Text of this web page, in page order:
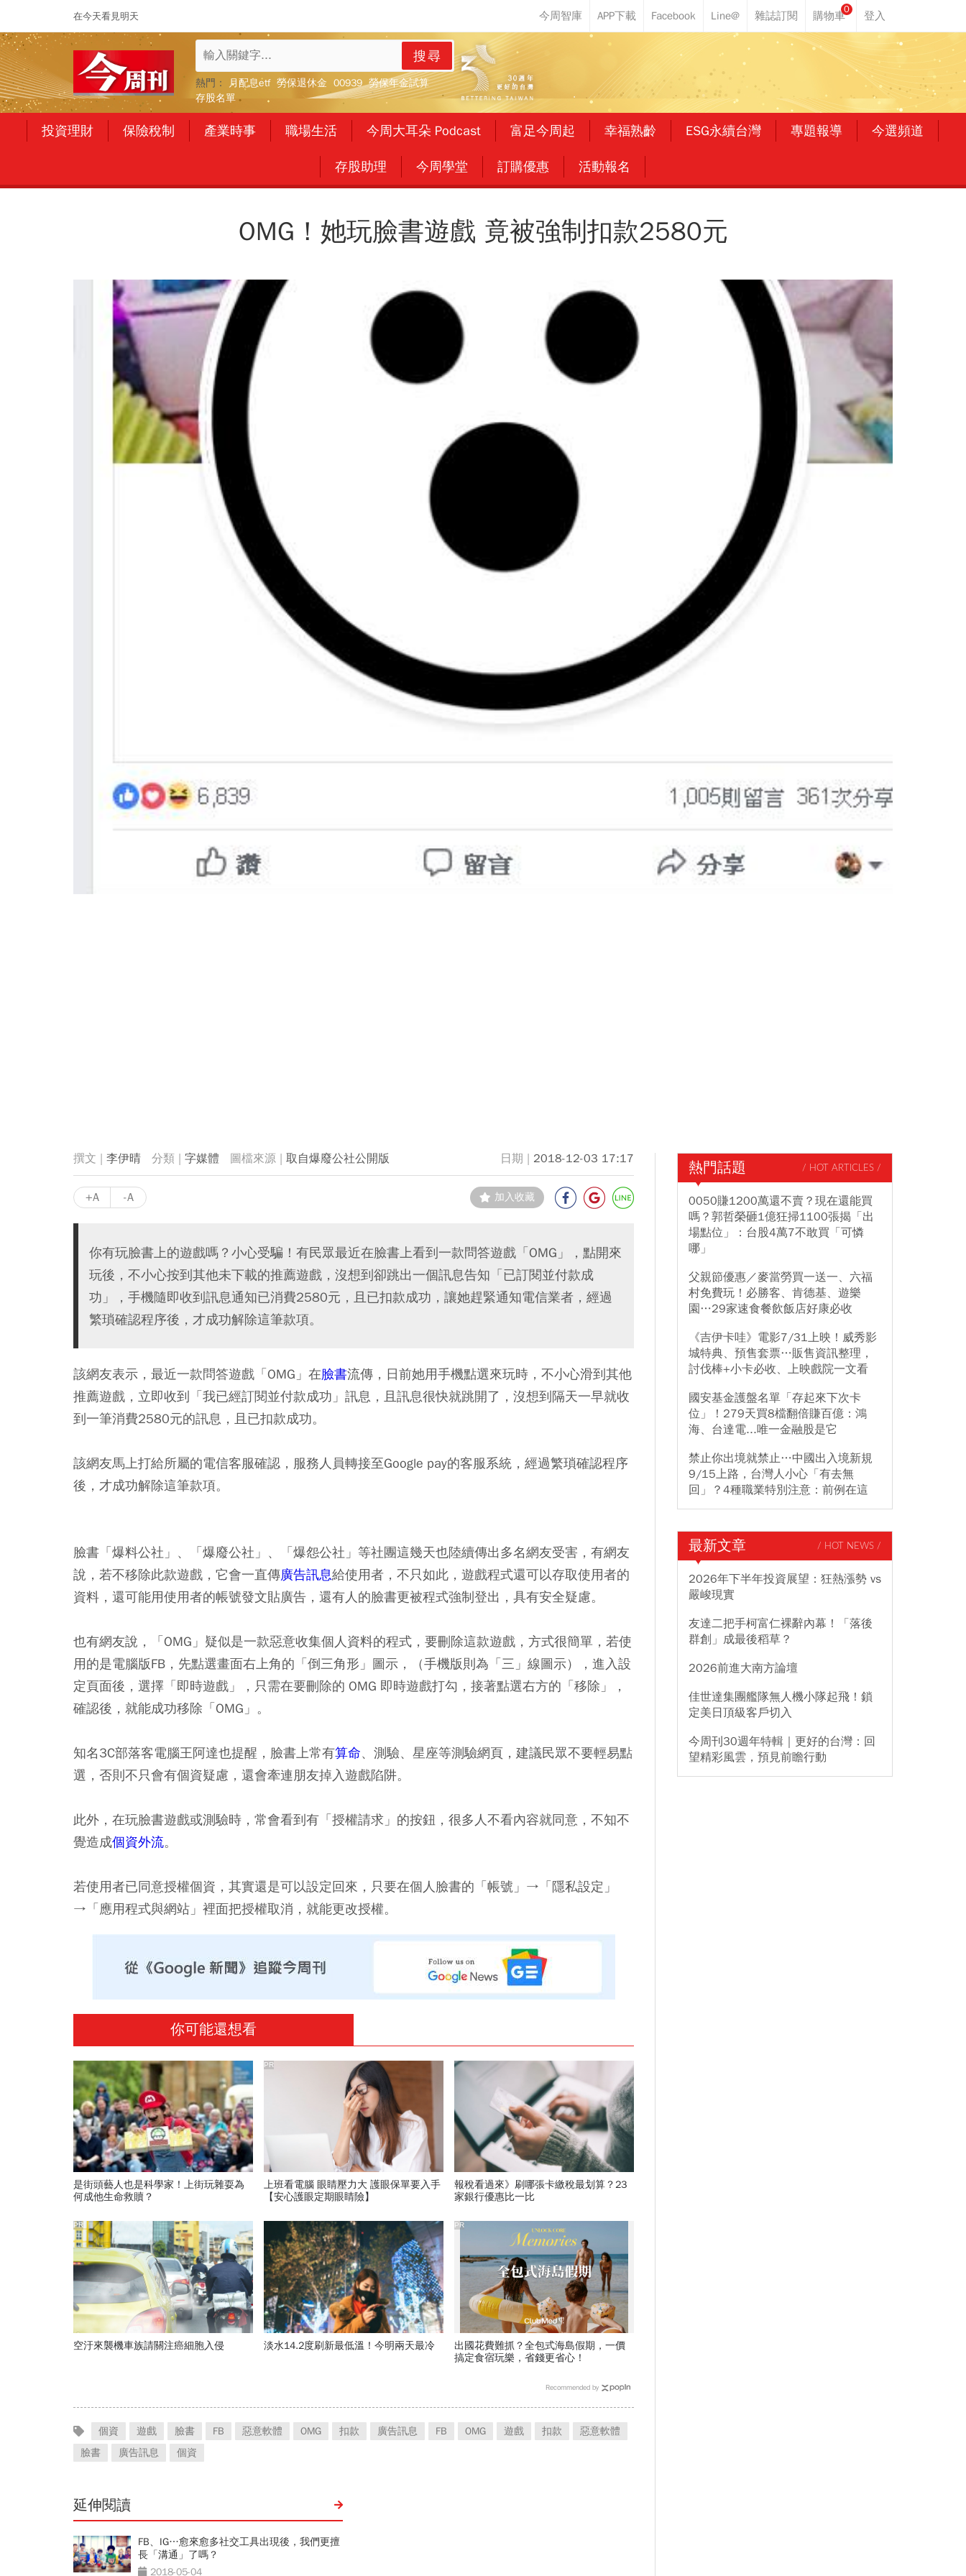
在今天看見明天
0
搜尋
熱門： 月配息etf 勞保退休金 00939 勞保年金試算
存股名單
投資理財 保險稅制 產業時事 職場生活 今周大耳朵 Podcast 富足今周起 幸福熟齡 ESG永續台灣 專題報導 今選頻道
存股助理 今周學堂 訂購優惠 活動報名
OMG！她玩臉書遊戲 竟被強制扣款2580元
李伊晴 字媒體 取自爆廢公社公開版 2018-12-03 17:17
+A -A 加入收藏
你有玩臉書上的遊戲嗎？小心受騙！有民眾最近在臉書上看到一款問答遊戲「OMG」，點開來
玩後，不小心按到其他未下載的推薦遊戲，沒想到卻跳出一個訊息告知「已訂閱並付款成
功」，手機隨即收到訊息通知已消費2580元，且已扣款成功，讓她趕緊通知電信業者，經過
繁瑣確認程序後，才成功解除這筆款項。
該網友表示，最近一款問答遊戲「OMG」在臉書流傳，日前她用手機點選來玩時，不小心滑到其他
推薦遊戲，立即收到「我已經訂閱並付款成功」訊息，且訊息很快就跳開了，沒想到隔天一早就收
到一筆消費2580元的訊息，且已扣款成功。
該網友馬上打給所屬的電信客服確認，服務人員轉接至Google pay的客服系統，經過繁瑣確認程序
後，才成功解除這筆款項。
臉書「爆料公社」、「爆廢公社」、「爆怨公社」等社團這幾天也陸續傳出多名網友受害，有網友
說，若不移除此款遊戲，它會一直傳廣告訊息給使用者，不只如此，遊戲程式還可以存取使用者的
資料，還可能用使用者的帳號發文貼廣告，還有人的臉書更被程式強制登出，具有安全疑慮。
也有網友說，「OMG」疑似是一款惡意收集個人資料的程式，要刪除這款遊戲，方式很簡單，若使
用的是電腦版FB，先點選畫面右上角的「倒三角形」圖示，（手機版則為「三」線圖示），進入設
定頁面後，選擇「即時遊戲」，只需在要刪除的 OMG 即時遊戲打勾，接著點選右方的「移除」，
確認後，就能成功移除「OMG」。
知名3C部落客電腦王阿達也提醒，臉書上常有算命、測驗、星座等測驗網頁，建議民眾不要輕易點
選，否則不只會有個資疑慮，還會牽連朋友掉入遊戲陷阱。
此外，在玩臉書遊戲或測驗時，常會看到有「授權請求」的按鈕，很多人不看內容就同意，不知不
覺造成個資外流。
若使用者已同意授權個資，其實還是可以設定回來，只要在個人臉書的「帳號」→「隱私設定」
→「應用程式與網站」裡面把授權取消，就能更改授權。
你可能還想看
是街頭藝人也是科學家！上街玩雜耍為
何成他生命救贖？
上班看電腦 眼睛壓力大 護眼保單要入手
【安心護眼定期眼睛險】
PR
報稅看過來》刷哪張卡繳稅最划算？23
家銀行優惠比一比
空汙來襲機車族請關注癌細胞入侵
PR
淡水14.2度刷新最低溫！今明兩天最冷
出國花費難抓？全包式海島假期，一價
搞定食宿玩樂，省錢更省心！
PR
Recommended by
個資 遊戲 臉書 FB 惡意軟體 OMG 扣款 廣告訊息 FB OMG 遊戲 扣款
惡意軟體
臉書
廣告訊息 個資
延伸閱讀
FB、IG…愈來愈多社交工具出現後，我們更擅
長「溝通」了嗎？
2018-05-04
熱門話題 / HOT ARTICLES /
0050賺1200萬還不賣？現在還能買
嗎？郭哲榮砸1億狂掃1100張揭「出
場點位」：台股4萬7不敢買「可憐
哪」
父親節優惠／麥當勞買一送一、六福
村免費玩！必勝客、肯德基、遊樂
園…29家速食餐飲飯店好康必收
《吉伊卡哇》電影7/31上映！威秀影
城特典、預售套票…販售資訊整理，
討伐棒+小卡必收、上映戲院一文看
國安基金護盤名單「存起來下次卡
位」！279天買8檔翻倍賺百億：鴻
海、台達電...唯一金融股是它
禁止你出境就禁止…中國出入境新規
9/15上路，台灣人小心「有去無
回」？4種職業特別注意：前例在這
最新文章 / HOT NEWS /
2026年下半年投資展望：狂熱漲勢 vs
嚴峻現實
友達二把手柯富仁裸辭內幕！「落後
群創」成最後稻草？
2026前進大南方論壇
佳世達集團艦隊無人機小隊起飛！鎖
定美日頂級客戶切入
今周刊30週年特輯｜更好的台灣：回
望精彩風雲，預見前瞻行動